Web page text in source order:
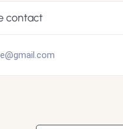
contact